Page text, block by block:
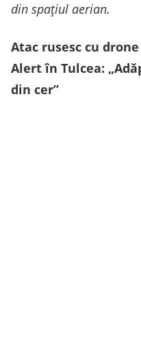
din spațiul aerian.
Atac rusesc cu
Alert în Tulcea:
din cer”